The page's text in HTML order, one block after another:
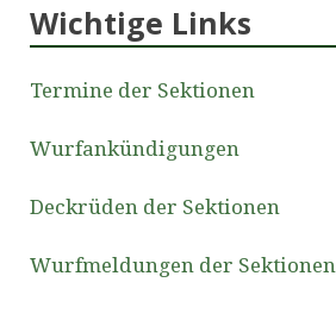
Wichtige Links
Termine der Sektionen
Wurfankündigungen
Deckrüden der Sektionen
Wurfmeldungen der Sektionen